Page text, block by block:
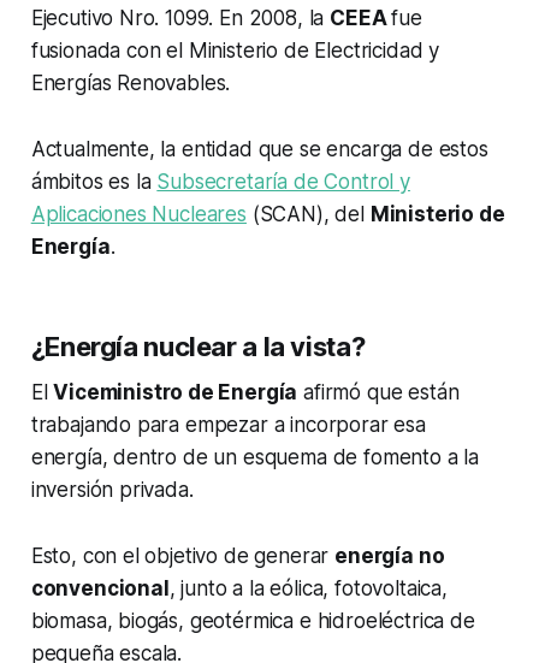
Ejecutivo Nro. 1099. En 2008, la CEEAfue
fusionada con el Ministerio de Electricidad y
Energías Renovables.
Actualmente, la entidad que se encarga de estos
ámbitos es la Subsecretaría de Control y
Aplicaciones Nucleares (SCAN), del
Ministerio de
Energía.
¿Energía nuclear a la vista?
ElViceministro de Energía afirmó que están
trabajando para empezar a incorporar esa
energía, dentro de un esquema de fomento a la
inversión privada.
Esto, con el objetivo de generar energía no
convencional , junto a la eólica, fotovoltaica,
biomasa, biogás, geotérmica e hidroeléctrica de
pequeña escala.